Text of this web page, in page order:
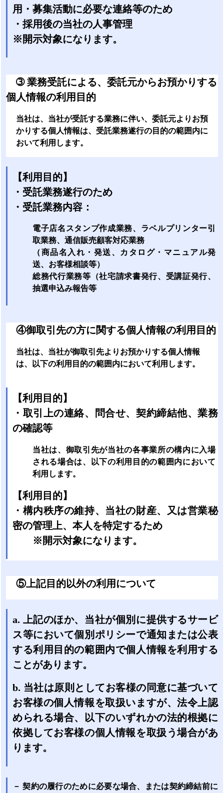
用・募集活動に必要な連絡等のため
・採用後の当社の人事管理
※開示対象になります。
➂ 業務受託による、委託元からお預かりする
個人情報の利用目的
当社は、当社が受託する業務に伴い、委託元よりお預
かりする個人情報は、受託業務遂行の目的の範囲内に
おいて利用します。
【利用目的】
・受託業務遂行のため
・受託業務内容：
電子店名スタンプ作成業務、ラベルプリンター引
取業務、通信販売顧客対応業務
（商品名入れ・発送、カタログ・マニュアル発
送、お客様相談等）
総務代行業務等（社宅請求書発行、受講証発行、
抽選申込み報告等
④御取引先の方に関する個人情報の利用目的
当社は、当社が御取引先よりお預かりする個人情報
は、以下の利用目的の範囲内において利用します。
【利用目的】
・取引上の連絡、問合せ、契約締結他、業務
の確認等
当社は、御取引先が当社の各事業所の構内に入場
される場合は、以下の利用目的の範囲内において
利用します。
【利用目的】
・構内秩序の維持、当社の財産、又は営業秘
密の管理上、本人を特定するため
※開示対象になります。
⑤上記目的以外の利用について
a. 上記のほか、当社が個別に提供するサービ
ス等において個別ポリシーで通知または公表
する利用目的の範囲内で個人情報を利用する
ことがあります。
b. 当社は原則としてお客様の同意に基づいて
お客様の個人情報を取扱いますが、法令上認
められる場合、以下のいずれかの法的根拠に
依拠してお客様の個人情報を取扱う場合があ
ります。
－ 契約の履行のために必要な場合、または契約締結前に